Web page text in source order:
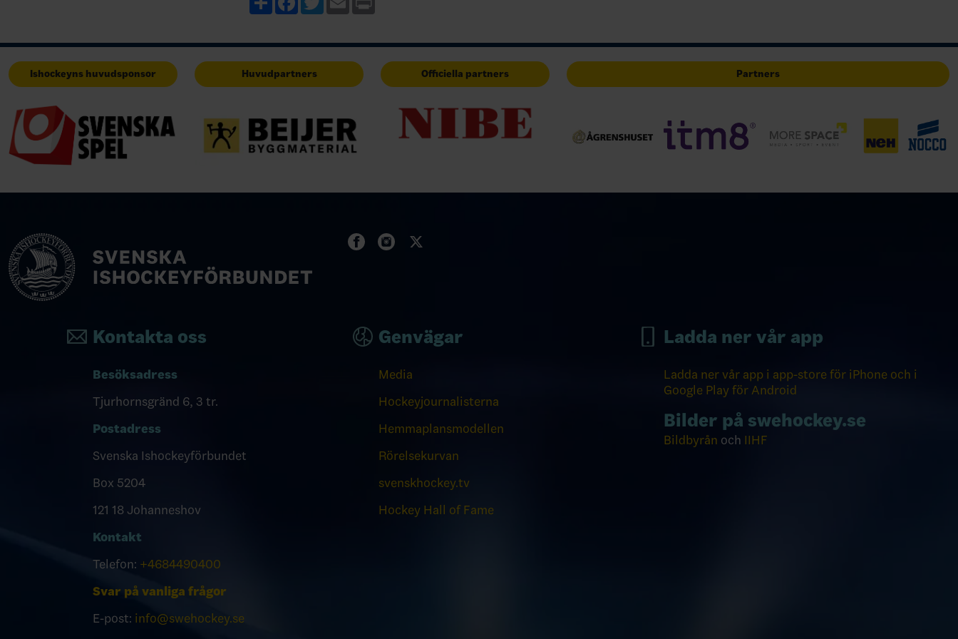
Ishockeyns huvudsponsor Huvudpartners Officiella partners Partners
Kontakta oss
Besöksadress
Tjurhornsgränd 6, 3 tr.
Postadress
Svenska Ishockeyförbundet
Box 5204
121 18 Johanneshov
Kontakt
Telefon: +4684490400
Svar på vanliga frågor
E-post: info@swehockey.se
Genvägar
Media
Hockeyjournalisterna
Hemmaplansmodellen
Rörelsekurvan
svenskhockey.tv
Hockey Hall of Fame
Ladda ner vår app
Ladda ner vår app i app-store för iPhone och i
Google Play för Android
Bilder på swehockey.se
Bildbyrån och IIHF